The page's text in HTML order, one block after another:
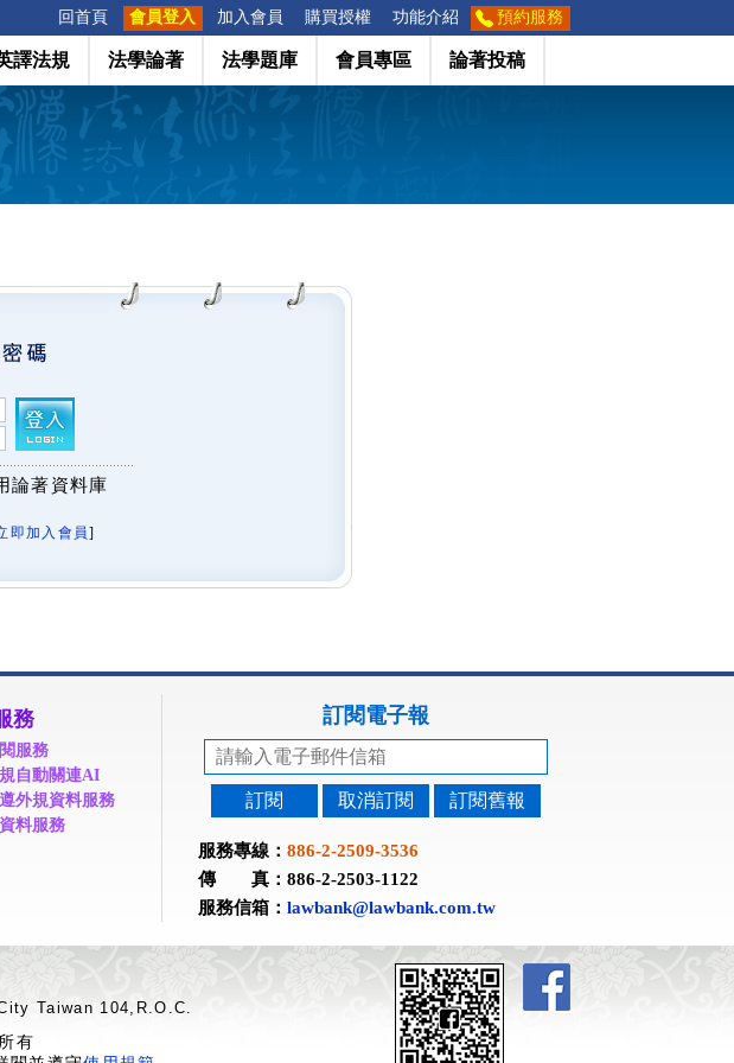
回首頁 會員登入 加入會員 購買授權 功能介紹 預約服務
譯法規 法學論著 法學題庫 會員專區 論著投稿
論著資料庫
即加入會員]
務
服務
自動關連AI
外規資料服務
料服務
訂閱電子報
訂閱 取消訂閱 訂閱舊報
服務專線： 886-2-2509-3536
傳 真：886-2-2503-1122
服務信箱： lawbank@lawbank.com.tw
Taiwan 104,R.O.C.
有